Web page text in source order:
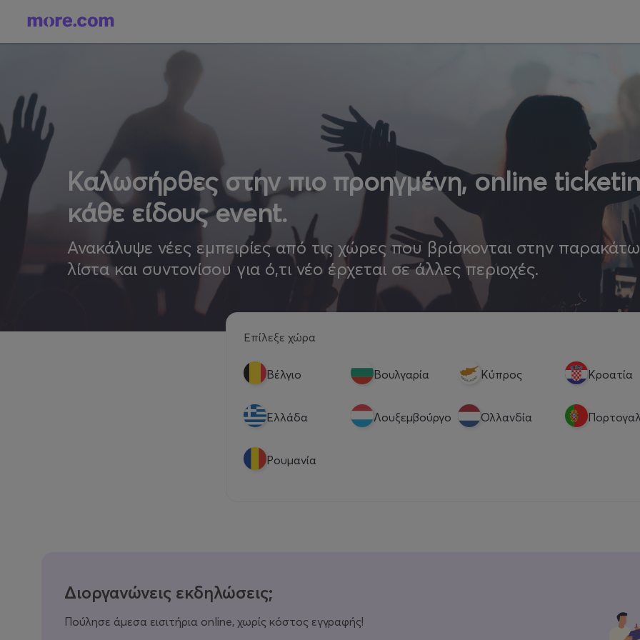
Καλωσήρθες στην πιο προηγμένη, online
κάθε είδους event.
Ανακάλυψε νέες εμπειρίες από τις χώρες που βρίσκονται στην παρακάτω
λίστα και συντονίσου για ό,τι νέο έρχεται σε άλλες περιοχές.
Επίλεξε χώρα
Βέλγιο Βουλγαρία Κύπρος Κροατία
Eλλάδα Λουξεμβούργο Ολλανδία
Ρουμανία
Διοργανώνεις εκδηλώσεις;
Πούλησε άμεσα εισιτήρια online, χωρίς κόστος εγγραφής!